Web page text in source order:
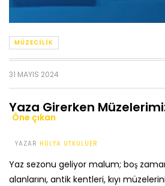
MÜZECILIK
31 MAYIS 2024
Yaza Girerken
Öne çıkan
YAZAR HÜLYA UTKULUER
Yaz sezonu geliyor malum; boş
alanlarını, antik kentleri, kıyı müzelerini